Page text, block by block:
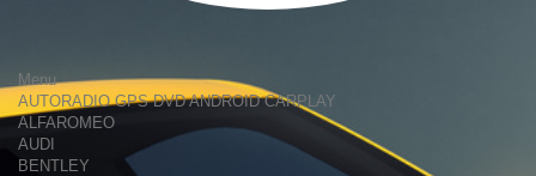
Menu
AUTORADIO GPS DVD ANDROID CARPLAY
ALFAROMEO
AUDI
BENTLEY